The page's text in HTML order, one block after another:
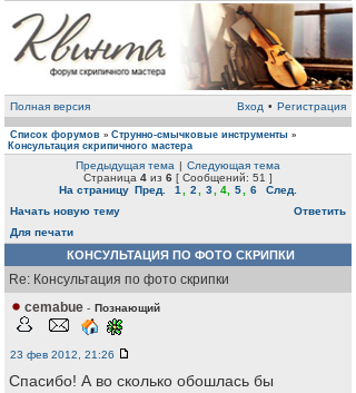
Полная версия Вход • Регистрация
Список форумов » Струнно-смычковые инструменты »
Консультация скрипичного мастера
Предыдущая тема | Следующая тема
Страница 4 из 6 [ Сообщений: 51 ]
На страницу Пред. 1 2 3 4 5 6
След.
Начать новую тему
Ответить
Для печати
КОНСУЛЬТАЦИЯ ПО ФОТО СКРИПКИ
Re: Консультация по фото скрипки
cemabue - Познающий
23 фев 2012, 21:26
Спасибо! А во сколько обошлась бы